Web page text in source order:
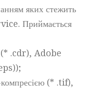
яких стежить
Приймається
.cdr), Adobe
(* .tif),